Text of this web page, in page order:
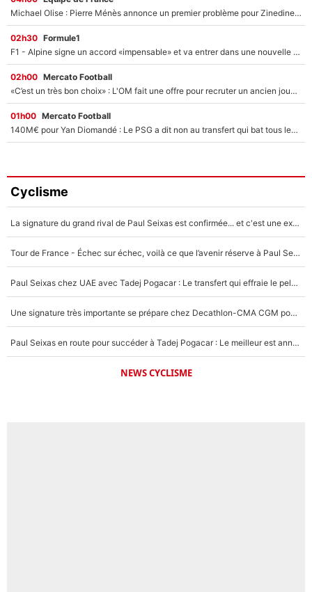
Michael Olise : Pierre Ménès annonce un premier problème pour Zinedine Zidane en équipe de France
02h30 Formule1
F1 - Alpine signe un accord «impensable» et va entrer dans une nouvelle dimension : Grande nouvelle pour Pierre Gasly !
02h00 Mercato Football
«C’est un très bon choix» : L'OM fait une offre pour recruter un ancien joueur du PSG... et c'est validé dans l'After Foot !
01h00 Mercato Football
140M€ pour Yan Diomandé : Le PSG a dit non au transfert qui bat tous les records sur le mercato
Cyclisme
La signature du grand rival de Paul Seixas est confirmée... et c'est une excellente nouvelle pour l'équipe Decathlon-CMA CGM !
Tour de France - Échec sur échec, voilà ce que l’avenir réserve à Paul Seixas : «Tant qu’il y aura un Pogacar comme celui-là...»
Paul Seixas chez UAE avec Tadej Pogacar : Le transfert qui effraie le peloton, «c’est la pire des choses qui puisse arriver»
Une signature très importante se prépare chez Decathlon-CMA CGM pour aider Paul Seixas à gagner le Tour de France 2027
Paul Seixas en route pour succéder à Tadej Pogacar : Le meilleur est annoncé pour l’avenir de la pépite française
NEWS CYCLISME